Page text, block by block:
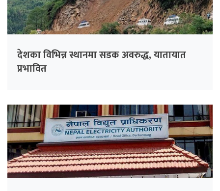
देशका विभिन्न स्थानमा सडक अवरुद्ध, यातायात
प्रभावित